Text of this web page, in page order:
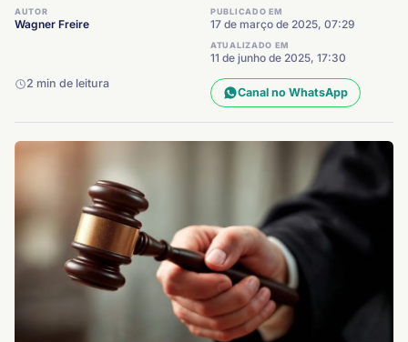
AUTOR
Wagner Freire
PUBLICADO EM
17 de março de 2025, 07:29
ATUALIZADO EM
11 de junho de 2025, 17:30
2 min de leitura
Canal no WhatsApp